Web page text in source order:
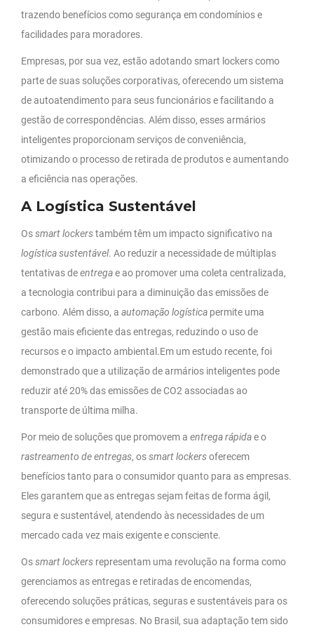
trazendo benefícios como segurança em condomínios e
facilidades para moradores.
Empresas, por sua vez, estão adotando smart lockers como
parte de suas soluções corporativas, oferecendo um sistema
de autoatendimento para seus funcionários e facilitando a
gestão de correspondências. Além disso, esses armários
inteligentes proporcionam serviços de conveniência,
otimizando o processo de retirada de produtos e aumentando
a eficiência nas operações.
A Logística Sustentável
Ossmart lockerstambém têm um impacto significativo na
logística sustentável. Ao reduzir a necessidade de múltiplas
tentativas deentregae ao promover uma coleta centralizada,
a tecnologia contribui para a diminuição das emissões de
carbono. Além disso, a automação logística permite uma
gestão mais eficiente das entregas, reduzindo o uso de
recursos e o impacto ambiental.Em um estudo recente, foi
demonstrado que a utilização de armários inteligentes pode
reduzir até 20% das emissões de CO2 associadas ao
transporte de última milha.
Por meio de soluções que promovem a entrega rápidae o
rastreamento de entregas, ossmart lockersoferecem
benefícios tanto para o consumidor quanto para as empresas.
Eles garantem que as entregas sejam feitas de forma ágil,
segura e sustentável, atendendo às necessidades de um
mercado cada vez mais exigente e consciente.
Ossmart lockers representam uma revolução na forma como
gerenciamos as entregas e retiradas de encomendas,
oferecendo soluções práticas, seguras e sustentáveis para os
consumidores e empresas. No Brasil, sua adaptação tem sido